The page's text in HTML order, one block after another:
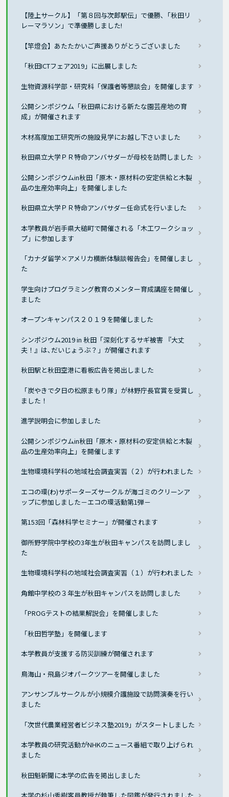
【陸上サークル】「第８回与次郎駅伝」で優勝､「秋田リ
レーマラソン」で準優勝しました!
【竿燈会】あたたかいご声援ありがとうございました
「秋田ICTフェア2019」に出展しました
生物資源科学部・研究科「保護者等懇談会」を開催します
公開シンポジウム「秋田県における新たな園芸産地の育
成」が開催されます
木材高度加工研究所の施設見学にお越し下さいました
秋田県立大学ＰＲ特命アンバサダーが母校を訪問しました
公開シンポジウムin秋田「原木・原材料の安定供給と木製
品の生産効率向上」を開催しました
秋田県立大学ＰＲ特命アンバサダー任命式を行いました
本学教員が岩手県大槌町で開催される「木工ワークショッ
プ」に参加します
「カナダ留学×アメリカ横断体験談報告会」を開催しまし
た
学生向けプログラミング教育のメンター育成講座を開催し
ました
オープンキャンパス２０１９を開催しました
シンポジウム2019 in 秋田「深刻化するサギ被害 『大丈
夫！』は､だいじょうぶ？」が開催されます
秋田駅と秋田空港に看板広告を掲出しました
「炭やきで夕日の松原まもり隊」が林野庁長官賞を受賞し
ました！
進学説明会に参加しました
公開シンポジウムin秋田「原木・原材料の安定供給と木製
品の生産効率向上」を開催します
生物環境科学科の地域社会調査実習（２）が行われました
エコの環(わ)サポーターズサークルが海ゴミのクリーンア
ップに参加しました－エコの環活動第1弾－
第153回「森林科学セミナー」が開催されます
御所野学院中学校の3年生が秋田キャンパスを訪問しまし
た
生物環境科学科の地域社会調査実習（１）が行われました
角館中学校の３年生が秋田キャンパスを訪問しました
「PROGテストの結果解説会」を開催しました
「秋田哲学塾」を開催します
本学教員が支援する防災訓練が開催されます
鳥海山・飛島ジオパークツアーを開催しました
アンサンブルサークルが小規模介護施設で訪問演奏を行い
ました
「次世代農業経営者ビジネス塾2019」がスタートしました
本学教員の研究活動がNHKのニュース番組で取り上げられ
ました
秋田魁新聞に本学の広告を掲出しました